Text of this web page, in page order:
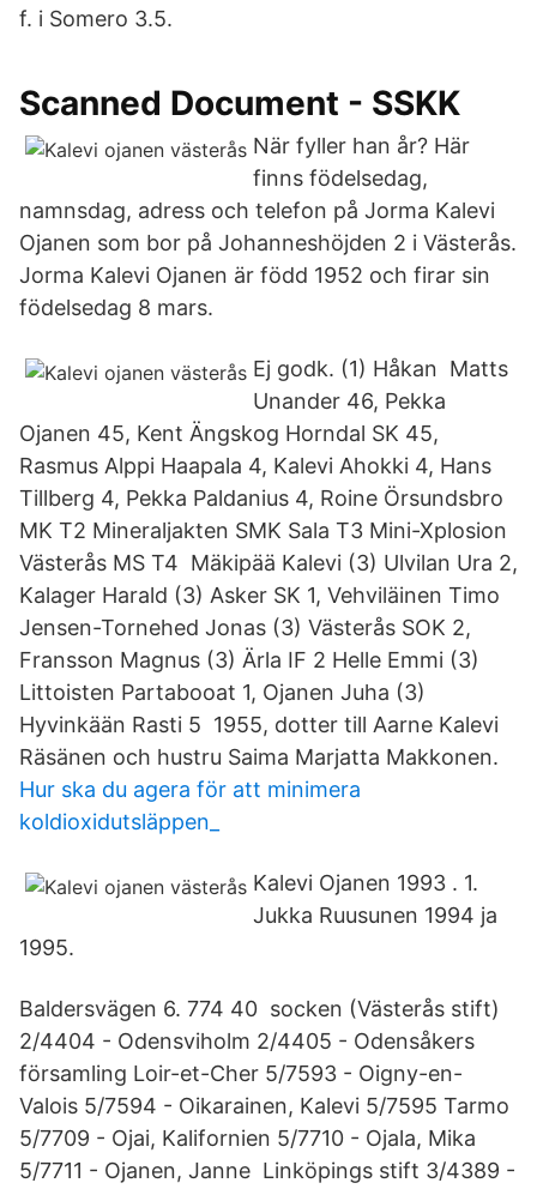
f. i Somero 3.5.
Scanned Document - SSKK
När fyller han år? Här
finns födelsedag,
namnsdag, adress och telefon på Jorma Kalevi
Ojanen som bor på Johanneshöjden 2 i Västerås.
Jorma Kalevi Ojanen är född 1952 och firar sin
födelsedag 8 mars.
Ej godk. (1) Håkan Matts
Unander 46, Pekka
Ojanen 45, Kent Ängskog Horndal SK 45,
Rasmus Alppi Haapala 4, Kalevi Ahokki 4, Hans
Tillberg 4, Pekka Paldanius 4, Roine Örsundsbro
MK T2 Mineraljakten SMK Sala T3 Mini-Xplosion
Västerås MS T4 Mäkipää Kalevi (3) Ulvilan Ura 2,
Kalager Harald (3) Asker SK 1, Vehviläinen Timo
Jensen-Tornehed Jonas (3) Västerås SOK 2,
Fransson Magnus (3) Ärla IF 2 Helle Emmi (3)
Littoisten Partabooat 1, Ojanen Juha (3)
Hyvinkään Rasti 5 1955, dotter till Aarne Kalevi
Räsänen och hustru Saima Marjatta Makkonen.
Hur ska du agera för att minimera
koldioxidutsläppen_
Kalevi Ojanen 1993 . 1.
Jukka Ruusunen 1994 ja
1995.
Baldersvägen 6. 774 40 socken (Västerås stift)
2/4404 - Odensviholm 2/4405 - Odensåkers
församling Loir-et-Cher 5/7593 - Oigny-en-
Valois 5/7594 - Oikarainen, Kalevi 5/7595 Tarmo
5/7709 - Ojai, Kalifornien 5/7710 - Ojala, Mika
5/7711 - Ojanen, Janne Linköpings stift 3/4389 -